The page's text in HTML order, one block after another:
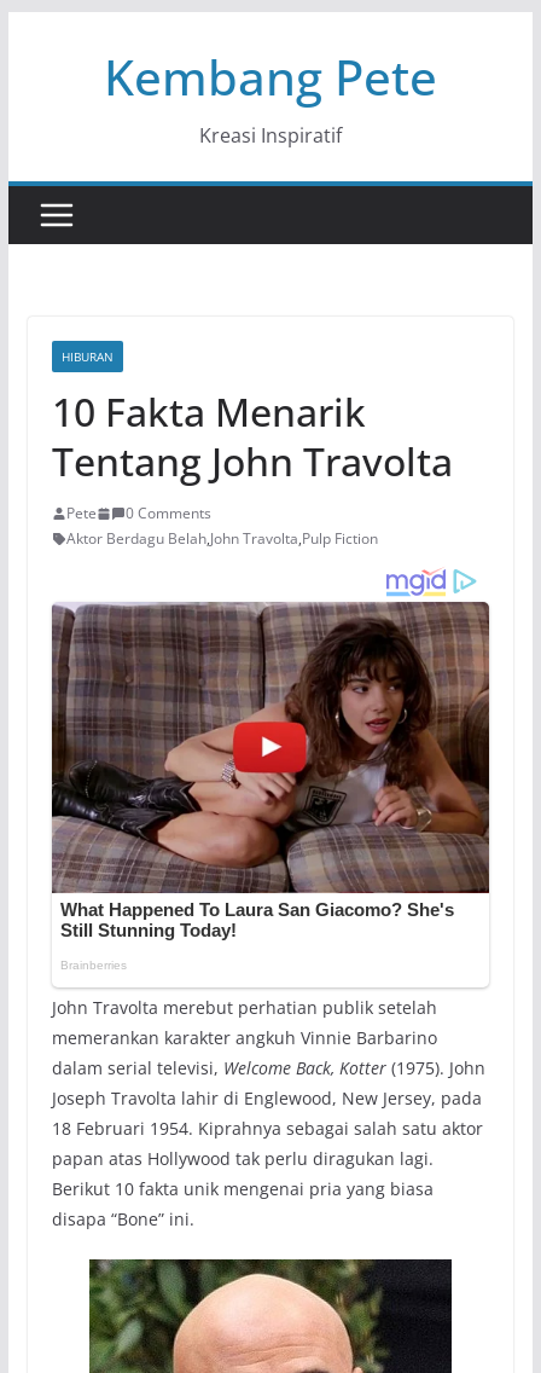
Kembang Pete
Kreasi Inspiratif
HIBURAN
10 Fakta Menarik
Tentang John Travolta
Pete
0 Comments
Aktor Berdagu Belah,John Travolta,Pulp Fiction
John Travolta merebut perhatian publik setelah
memerankan karakter angkuh Vinnie Barbarino
dalam serial televisi, Welcome Back, Kotter(1975). John
Joseph Travolta lahir di Englewood, New Jersey, pada
18 Februari 1954. Kiprahnya sebagai salah satu aktor
papan atas Hollywood tak perlu diragukan lagi.
Berikut 10 fakta unik mengenai pria yang biasa
disapa “Bone” ini.